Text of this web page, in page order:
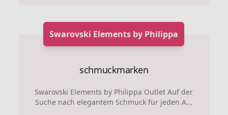
Swarovski Elements by Philippa
schmuckmarken
Swarovski Elements by Philippa Outlet Auf der
Suche nach elegantem Schmuck für jeden A...